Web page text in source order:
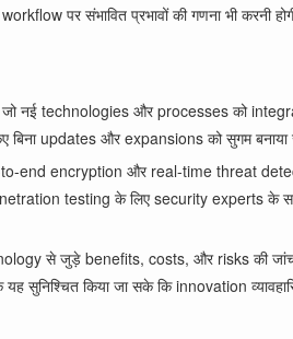
पर संभावित प्रभावों की गणना भी करनी
नई technologies और processes को
बिना updates और expansions को सुगम
to-end encryption और real-time threat
testing के लिए security experts के
से जुड़े benefits, costs, और risks की
किया जा सके कि innovation